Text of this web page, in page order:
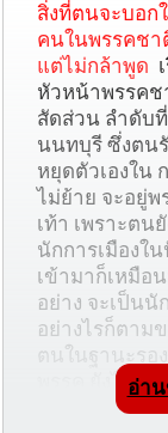
สิ่งที่ตนจะบอก
คนในพรรคชา
แต่ไม่กล้าพูด
หัวหน้าพรรคช
สัดส่วน ลำดับ
นนทบุรี ซึ่งตน
หยุดตัวเองใน
ไม่ย้าย จะอยู่พ
เท้า เพราะต
นักการเมืองใ
เข้ามาก็เหมือ
อย่าง จะเป็นนั
อย่างไรก็ตาม
ตนในฐานะรอ
พรรค ยังไม่ท
อ่า